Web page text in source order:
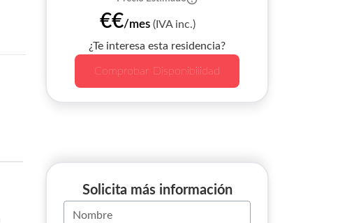
€€/mes (IVA inc.)
¿Te interesa esta residencia?
Comprobar Disponibilidad
Solicita más información